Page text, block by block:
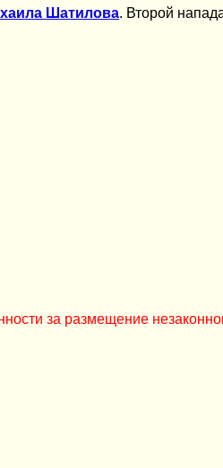
Шатилова. Второй
за размещение